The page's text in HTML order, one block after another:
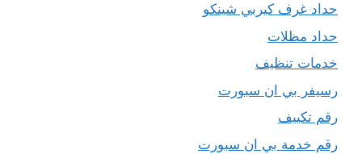
حداد غرف كيربي شينكو
حداد مظلات
خدمات تنظيف
رسيفر بي ان سبورت
رقم تكييف
رقم خدمة بي ان سبورت